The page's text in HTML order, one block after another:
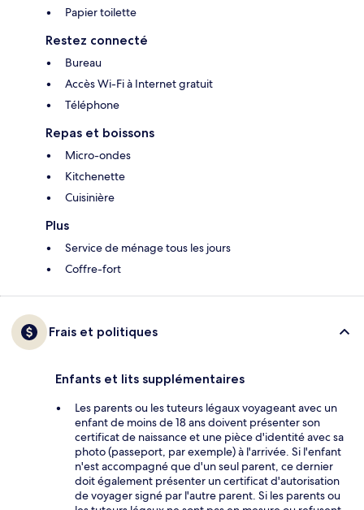
Papier toilette
Restez connecté
Bureau
Accès Wi-Fi à Internet gratuit
Téléphone
Repas et boissons
Micro-ondes
Kitchenette
Cuisinière
Plus
Service de ménage tous les jours
Coffre-fort
Frais et politiques
Enfants et lits supplémentaires
Les parents ou les tuteurs légaux voyageant avec un
enfant de moins de 18 ans doivent présenter son
certificat de naissance et une pièce d'identité avec sa
photo (passeport, par exemple) à l'arrivée. Si l'enfant
n'est accompagné que d'un seul parent, ce dernier
doit également présenter un certificat d'autorisation
de voyager signé par l'autre parent. Si les parents ou